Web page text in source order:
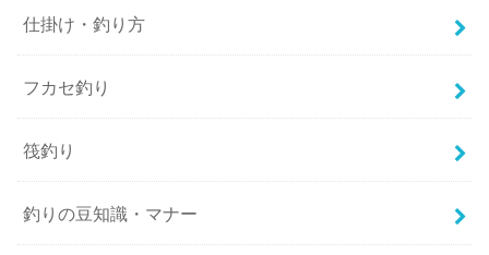
仕掛け・釣り方
フカセ釣り
筏釣り
釣りの豆知識・マナー